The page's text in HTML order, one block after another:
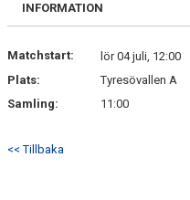
INFORMATION
Matchstart:
lör 04 juli, 12:00
Plats:
Tyresövallen A
Samling:
11:00
<< Tillbaka